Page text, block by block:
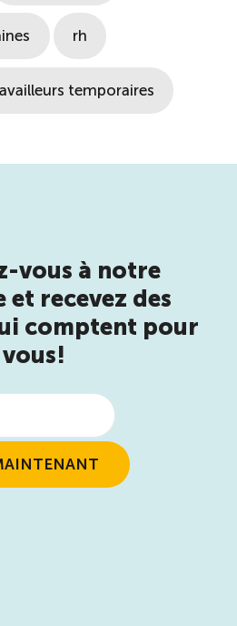
rh
temporaires
vous à notre
recevez des
comptent pour
vous!